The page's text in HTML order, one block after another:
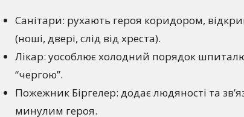
Санітари: рухають героя коридором,
(ношi, двері, слід від хреста).
Лікар: уособлює холодний порядок
“чергою”.
Пожежник Біргелер: додає людяності та
минулим героя.